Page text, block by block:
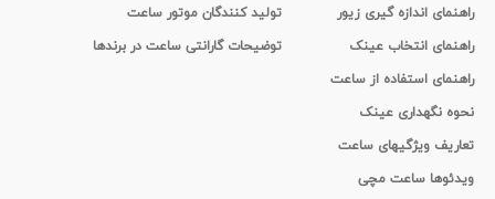
راهنمای اندازه گیری زیور
راهنمای انتخاب عینک
راهنمای استفاده از ساعت
نحوه نگهداری عینک
تعاریف ویژگیهای ساعت
ویدئوها ساعت مچی
تولید کنندگان موتور ساعت
توضیحات گارانتی ساعت در برندها